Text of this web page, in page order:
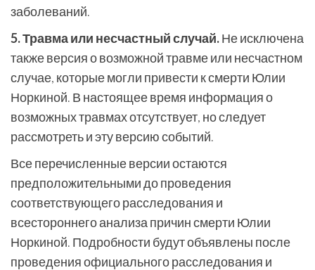
заболеваний.
5. Травма или несчастный случай.Не исключена
также версия о возможной травме или несчастном
случае, которые могли привести к смерти Юлии
Норкиной. В настоящее время информация о
возможных травмах отсутствует, но следует
рассмотреть и эту версию событий.
Все перечисленные версии остаются
предположительными до проведения
соответствующего расследования и
всестороннего анализа причин смерти Юлии
Норкиной. Подробности будут объявлены после
проведения официального расследования и